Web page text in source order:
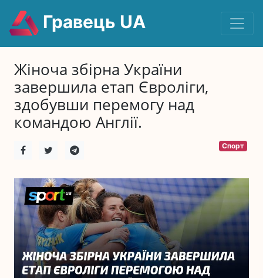
Гравець UA
Жіноча збірна України
завершила етап Євроліги,
здобувши перемогу над
командою Англії.
Спорт